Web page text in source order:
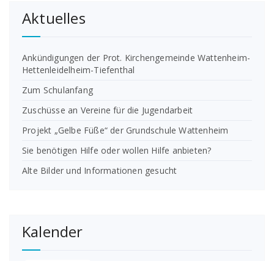
Aktuelles
Ankündigungen der Prot. Kirchengemeinde Wattenheim-
Hettenleidelheim-Tiefenthal
Zum Schulanfang
Zuschüsse an Vereine für die Jugendarbeit
Projekt „Gelbe Füße“ der Grundschule Wattenheim
Sie benötigen Hilfe oder wollen Hilfe anbieten?
Alte Bilder und Informationen gesucht
Kalender